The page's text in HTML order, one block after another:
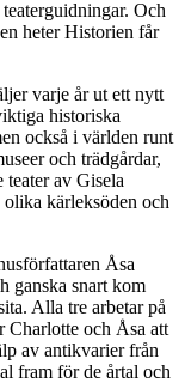
Och
heter Historien får
varje år ut ett nytt
historiska
också i världen runt
och trädgårdar,
av Gisela
kärleksöden och
Åsa
ganska snart kom
Alla tre arbetar på
Charlotte och Åsa att
av antikvarier från
fram för de årtal och